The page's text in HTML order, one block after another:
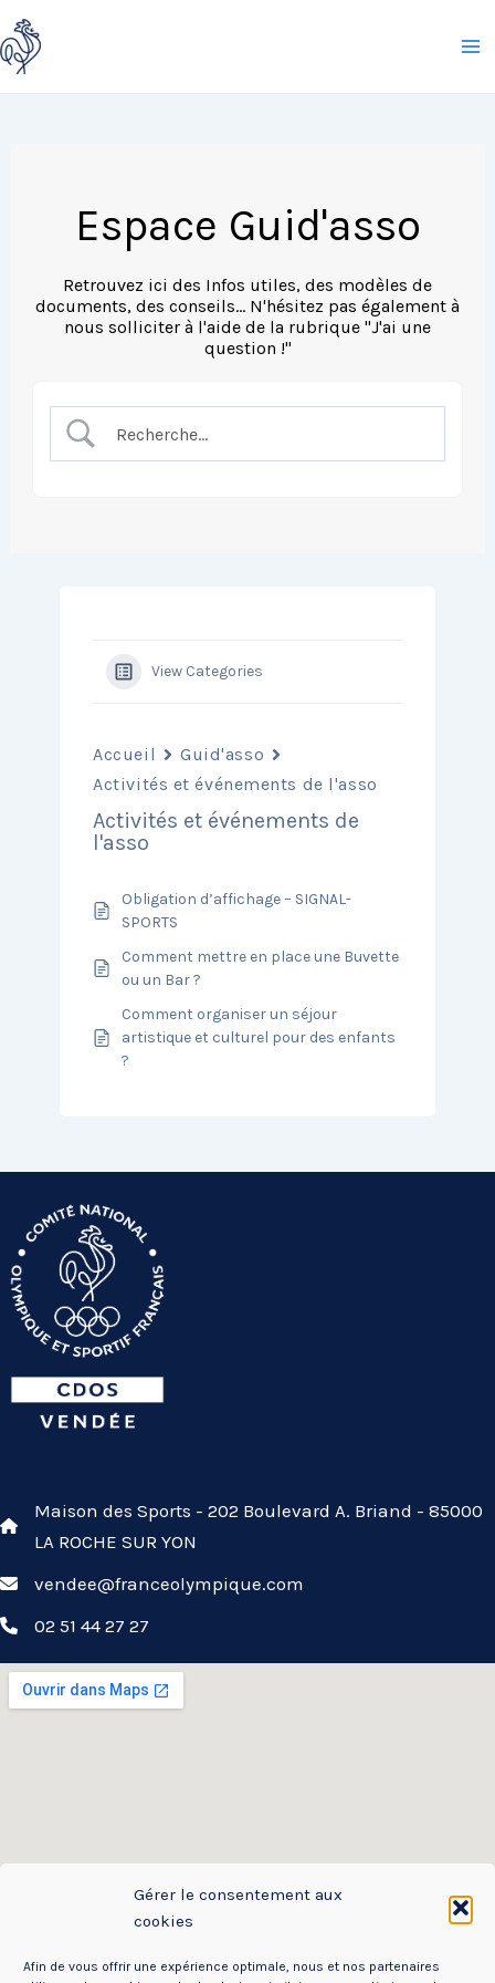
Gérer le consentement aux
cookies
Afin de vous offrir une expérience optimale, nous et nos partenaires
Aller
au
contenu
Espace Guid'asso
Retrouvez ici des Infos utiles, des modèles de
documents, des conseils... N'hésitez pas également à
nous solliciter à l'aide de la rubrique "J'ai une
question !"
View Categories
Accueil
Guid'asso
Activités et événements de l'asso
Activités et événements de
l'asso
Obligation d’affichage – SIGNAL-
SPORTS
Comment mettre en place une Buvette
ou un Bar ?
Comment organiser un séjour
artistique et culturel pour des enfants
?
Maison des Sports - 202 Boulevard A. Briand - 85000
LA ROCHE SUR YON
vendee@franceolympique.com
02 51 44 27 27